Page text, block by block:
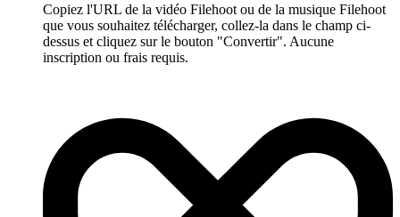
Copiez l'URL de la vidéo Filehoot ou de la musique Filehoot
que vous souhaitez télécharger, collez-la dans le champ ci-
dessus et cliquez sur le bouton "Convertir". Aucune
inscription ou frais requis.